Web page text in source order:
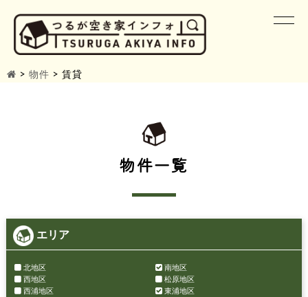
> 物件 > 賃貸
物件一覧
エリア
北地区
南地区
西地区
松原地区
西浦地区
東浦地区